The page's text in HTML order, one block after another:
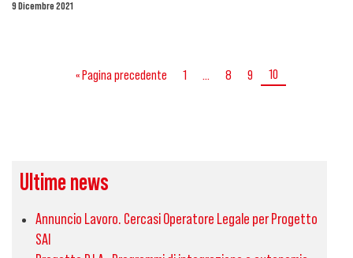
9 Dicembre 2021
« Pagina precedente 1 … 8 9 10
Ultime news
Annuncio Lavoro. Cercasi Operatore Legale per Progetto
SAI